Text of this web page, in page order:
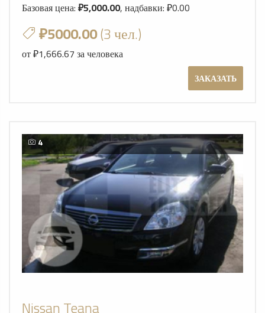
Базовая цена: ₽5,000.00, надбавки: ₽0.00
₽5000.00(3 чел.)
от ₽1,666.67 за человека
ЗАКАЗАТЬ
4
Nissan Teana